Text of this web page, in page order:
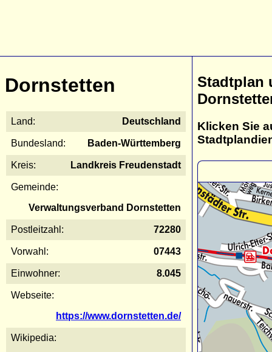
Dornstetten
Land: Deutschland
Bundesland: Baden-Württemberg
Kreis: Landkreis Freudenstadt
Gemeinde:
Verwaltungsverband Dornstetten
Postleitzahl: 72280
Vorwahl: 07443
Einwohner: 8.045
Webseite:
https://www.dornstetten.de/
Wikipedia:
Stadtplan
Klicken Sie